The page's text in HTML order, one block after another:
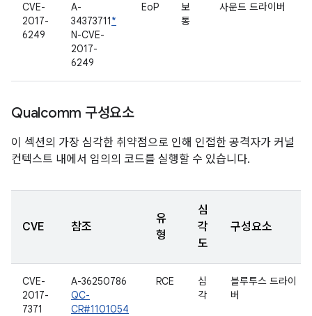
CVE-
2017-
6249
A-
34373711*
N-CVE-
2017-
6249
EoP
보
통
사운드 드라이버
Qualcomm 구성요소
이 섹션의 가장 심각한 취약점으로 인해 인접한 공격자가 커널
컨텍스트 내에서 임의의 코드를 실행할 수 있습니다.
CVE 참조
유
형
심
각
도
구성요소
CVE-
2017-
7371
A-36250786
QC-
CR#1101054
RCE
심
각
블루투스 드라이
버